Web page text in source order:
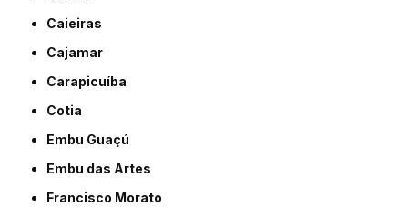
Caieiras
Cajamar
Carapicuíba
Cotia
Embu Guaçú
Embu das Artes
Francisco Morato